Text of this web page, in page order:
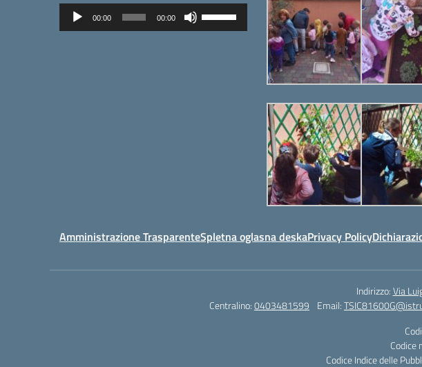
Predvajalnik
zvoka
00:00 00:00
zmanjševanje
Amministrazione TrasparenteSpletna oglasna deskaPrivacy Policy
Indirizzo:Via
Centralino:0403481599 Email:
Codice
Codice Indice delle